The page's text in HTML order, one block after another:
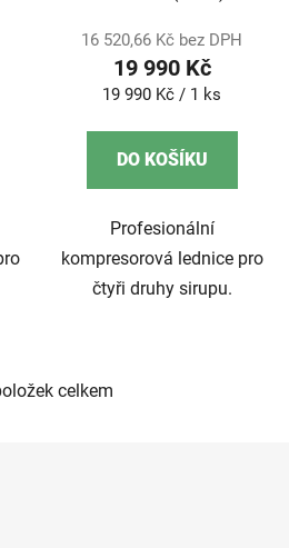
16 520,66 Kč bez DPH
19 990 Kč
Měrná
19 990 Kč / 1 ks
DO KOŠÍKU
Profesionální
kompresorová lednice pro
čtyři druhy sirupu.
Ocelkem